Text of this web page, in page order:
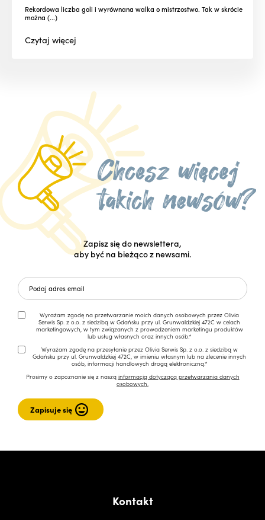
Rekordowa liczba goli i wyrównana walka o mistrzostwo. Tak w skrócie
można (...)
Czytajwięcej
Zapisz się do newslettera,
aby być na bieżąco z newsami.
Wyrażam zgodę na przetwarzanie moich danych osobowych przez Olivia
Serwis Sp. z o.o. z siedzibą w Gdańsku przy ul. Grunwaldzkiej 472C w celach
marketingowych, w tym związanych z prowadzeniem marketingu produktów
lub usług własnych oraz innych osób.*
Wyrażam zgodę na przesyłanie przez Olivia Serwis Sp. z o.o. z siedzibą w
Gdańsku przy ul. Grunwaldzkiej 472C, w imieniu własnym lub na zlecenie innych
osób, informacji handlowych drogą elektroniczną.*
Prosimy o zapoznanie się z naszą informacją dotyczącą przetwarzania danych
osobowych.
Kontakt